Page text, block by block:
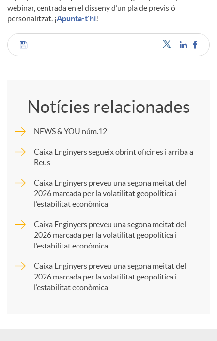
webinar, centrada en el disseny d’un pla de previsió
personalitzat. ¡Apunta-t'hi!
C
m
p
a
Notícies relacionades
NEWS & YOU núm.12
Caixa Enginyers segueix obrint oficines i arriba a
Reus
Caixa Enginyers preveu una segona meitat del
2026 marcada per la volatilitat geopolítica i
l’estabilitat econòmica
Caixa Enginyers preveu una segona meitat del
2026 marcada per la volatilitat geopolítica i
l’estabilitat econòmica
Caixa Enginyers preveu una segona meitat del
2026 marcada per la volatilitat geopolítica i
l’estabilitat econòmica